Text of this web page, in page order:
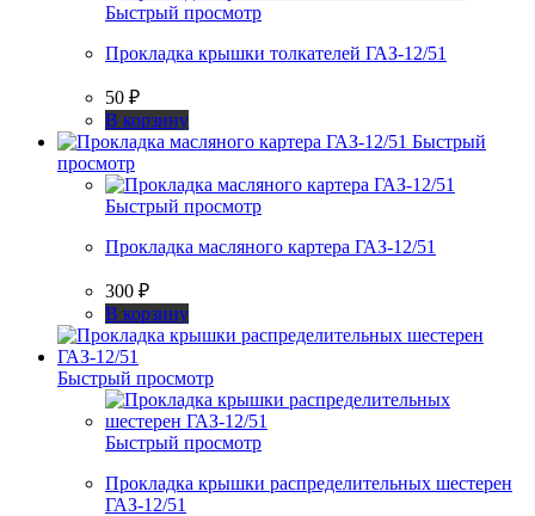
Быстрый просмотр
Прокладка крышки толкателей ГАЗ-12/51
50 ₽
В корзину
Быстрый
просмотр
Быстрый просмотр
Прокладка масляного картера ГАЗ-12/51
300 ₽
В корзину
Быстрый просмотр
Быстрый просмотр
Прокладка крышки распределительных шестерен
ГАЗ-12/51